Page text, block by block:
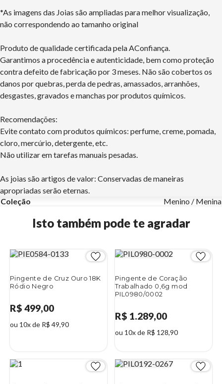
*As imagens das Joias são ampliadas para melhor visualização,
não correspondendo ao tamanho original
Produto de qualidade certificada pela AConfiança.
Garantimos a procedência e autenticidade, bem como proteção
contra defeito de fabricação por 3 meses. Não são cobertos os
danos por quebras, perda de pedras, amassados, arranhões,
desgastes, gravados e manchas por produtos químicos.
Recomendações:
Evite contato com produtos químicos: perfume, creme, pomada,
cloro, mercúrio, detergente, etc.
Não utilizar em tarefas manuais pesadas.
As joias são artigos de valor: Conservadas de maneiras
apropriadas serão eternas.
Coleção
Menino / Menina
Isto também pode te agradar
Pingente de Cruz Ouro 18K
Ródio Negro
R$ 499,00
ou 10x de R$ 49,90
Pingente de Coração
Trabalhado 0,6g mod
PIL0980/0002
R$ 1.289,00
ou 10x de R$ 128,90